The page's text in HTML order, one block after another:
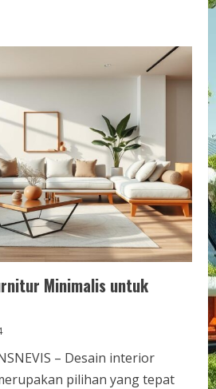
Minimalis untuk
– Desain interior
pilihan yang tepat